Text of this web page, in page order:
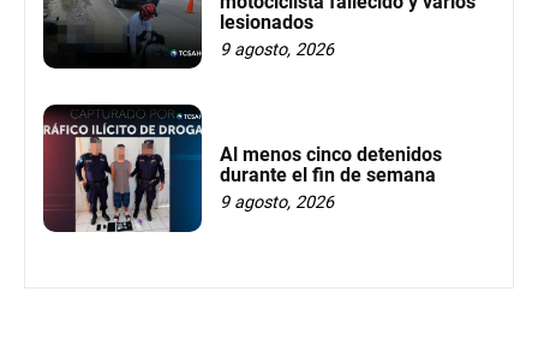
lesionados
9 agosto, 2026
Al menos cinco detenidos
durante el fin de semana
9 agosto, 2026